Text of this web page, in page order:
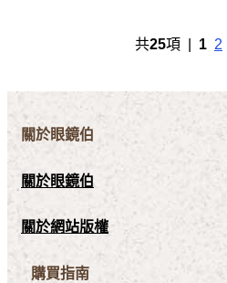
共25項 | 1 2
關於眼鏡伯
關於眼鏡伯
關於網站版權
購買指南